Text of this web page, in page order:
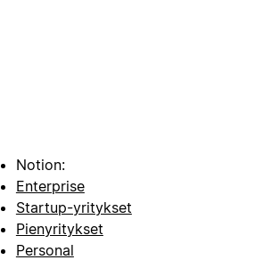
Notion:
Enterprise
Startup-yritykset
Pienyritykset
Personal